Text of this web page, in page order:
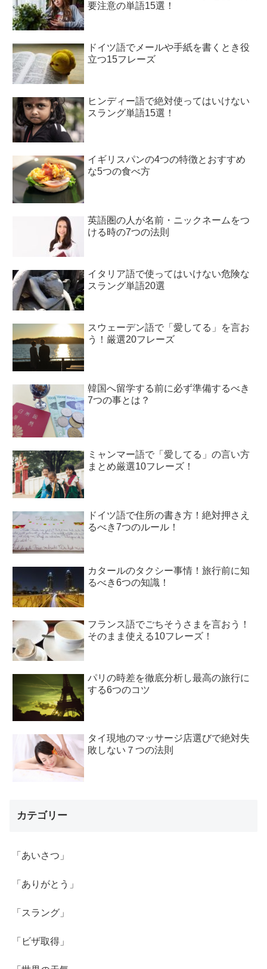
要注意の単語15選！
ドイツ語でメールや手紙を書くとき役
立つ15フレーズ
ヒンディー語で絶対使ってはいけない
スラング単語15選！
イギリスパンの4つの特徴とおすすめ
な5つの食べ方
英語圏の人が名前・ニックネームをつ
ける時の7つの法則
イタリア語で使ってはいけない危険な
スラング単語20選
スウェーデン語で「愛してる」を言お
う！厳選20フレーズ
韓国へ留学する前に必ず準備するべき
7つの事とは？
ミャンマー語で「愛してる」の言い方
まとめ厳選10フレーズ！
ドイツ語で住所の書き方！絶対押さえ
るべき7つのルール！
カタールのタクシー事情！旅行前に知
るべき6つの知識！
フランス語でごちそうさまを言おう！
そのまま使える10フレーズ！
パリの時差を徹底分析し最高の旅行に
する6つのコツ
タイ現地のマッサージ店選びで絶対失
敗しない７つの法則
カテゴリー
「あいさつ」
「ありがとう」
「スラング」
「ビザ取得」